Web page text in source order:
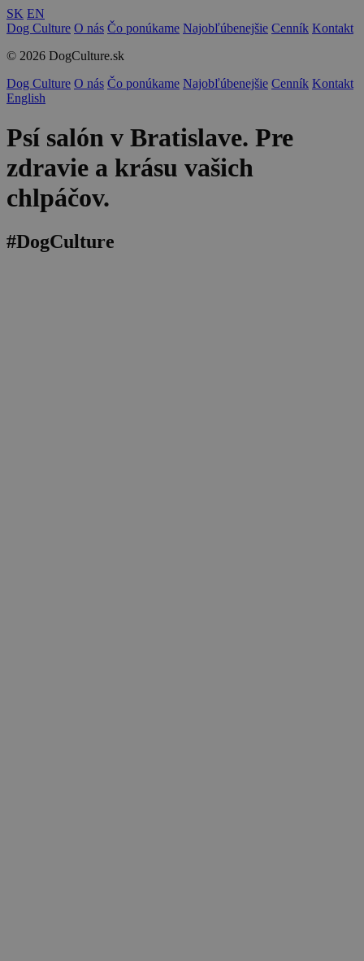
SK EN
Dog Culture O nás Čo ponúkame Najobľúbenejšie Cenník Kontakt
© 2026 DogCulture.sk
Dog Culture O nás Čo ponúkame Najobľúbenejšie Cenník Kontakt
English
Psí salón v Bratislave. Pre
zdravie a krásu vašich
chlpáčov.
#DogCulture